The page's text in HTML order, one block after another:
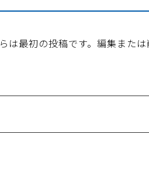
最初の投稿です。編集また